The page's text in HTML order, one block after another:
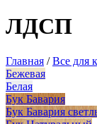
ЛДСП
Главная /Все для
Бежевая
Белая
Бук Бавария
Бук Бавария